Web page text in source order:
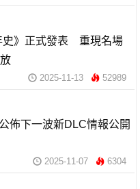
史》正式發表 重現名場
2025-11-13 52989
佈下一波新DLC情報公開
2025-11-07 6304